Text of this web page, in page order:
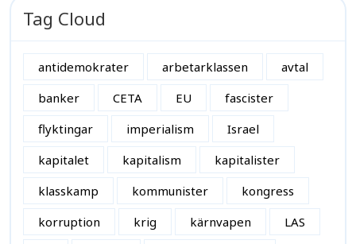
Tag Cloud
antidemokrater arbetarklassen
avtal
banker
CETA EU
fascister
flyktingar
imperialism
Israel
kapitalet
kapitalism
kapitalister
klasskamp
kommunister
kongress
korruption
krig kärnvapen
LAS